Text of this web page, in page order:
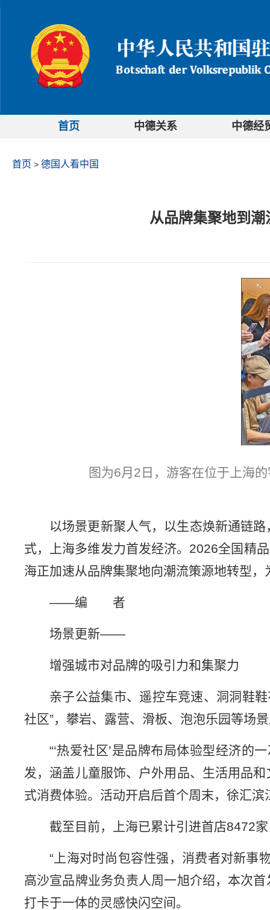
首页 中德关系 中德经
首页 > 德国人看中国
从品牌集聚地到
图为6月2日，游客在位于上海
以场景更新聚人气，以生态焕新通链
式，上海多维发力首发经济。2026全国精
海正加速从品牌集聚地向潮流策源地转型
——编 者
场景更新——
增强城市对品牌的吸引力和集聚力
亲子公益集市、遥控车竞速、洞洞鞋
社区”，攀岩、露营、滑板、泡泡乐园等场
“‘热爱社区’是品牌布局体验型经济的
发，涵盖儿童服饰、户外用品、生活用品
式消费体验。活动开启后首个周末，徐汇
截至目前，上海已累计引进首店8472
“上海对时尚包容性强，消费者对新事
高沙宣品牌业务负责人周一旭介绍，本次
打卡于一体的灵感快闪空间。